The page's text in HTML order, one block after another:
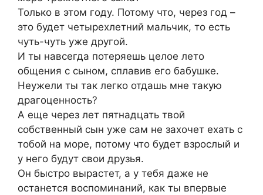
Только в этом году. Потому что, через год –
это будет четырехлетний мальчик, то есть
чуть-чуть уже другой.
И ты навсегда потеряешь целое лето
общения с сыном, сплавив его бабушке.
Неужели ты так легко отдашь мне такую
драгоценность?
А еще через лет пятнадцать твой
собственный сын уже сам не захочет ехать с
тобой на море, потому что будет взрослый и
у него будут свои друзья.
Он быстро вырастет, а у тебя даже не
останется воспоминаний, как ты впервые